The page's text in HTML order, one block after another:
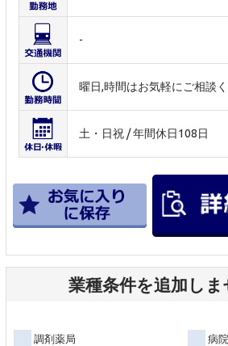
-
曜日,時間はお気軽にご相談
土・日祝 / 年間休日108日
業種条件を追加しま
調剤薬局 病院